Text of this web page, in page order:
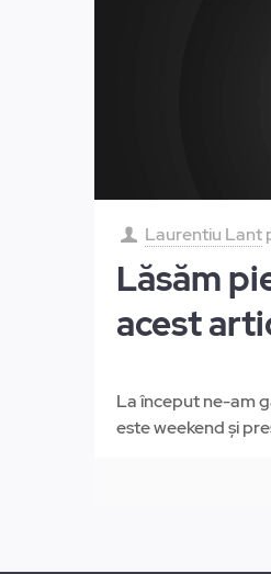
Laurentiu Lant
Lăsăm
acest
La început ne-am
este weekend și